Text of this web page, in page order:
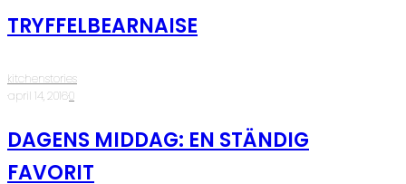
TRYFFELBEARNAISE
kitchenstories
·april 14, 2016·0
DAGENS MIDDAG: EN STÄNDIG
FAVORIT